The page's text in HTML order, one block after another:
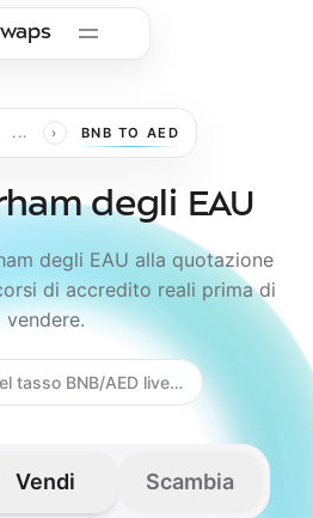
... › BNB TO AED
degli EAU
degli EAU alla quotazione
di accredito reali prima di
vendere.
tasso BNB/AED live…
Vendi Scambia